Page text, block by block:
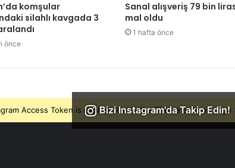
komşular
silahlı kavgada 3
önce
Sanal alışveriş 79 bin
mal oldu
1 hafta önce
Bizi Instagram'da Takip Edin!
Access Token is expired, Go to the Theme options